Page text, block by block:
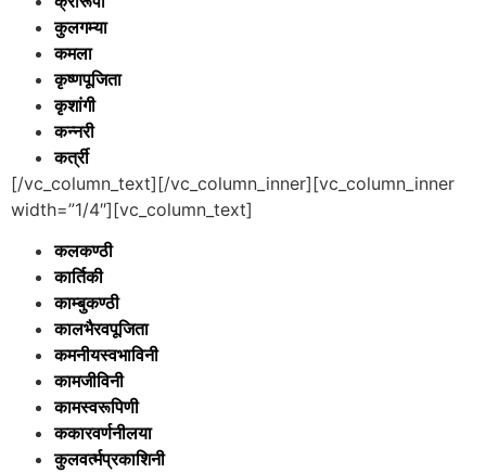
कुलगम्या
कमला
कृष्णपूजिता
कृशांगी
कन्नरी
कर्त्री
[/vc_column_text][/vc_column_inner][vc_column_inner
width=”1/4″][vc_column_text]
कलकण्ठी
कार्तिकी
काम्बुकण्ठी
कालभैरवपूजिता
कमनीयस्वभाविनी
कामजीविनी
कामस्वरूपिणी
ककारवर्णनीलया
कुलवर्त्मप्रकाशिनी